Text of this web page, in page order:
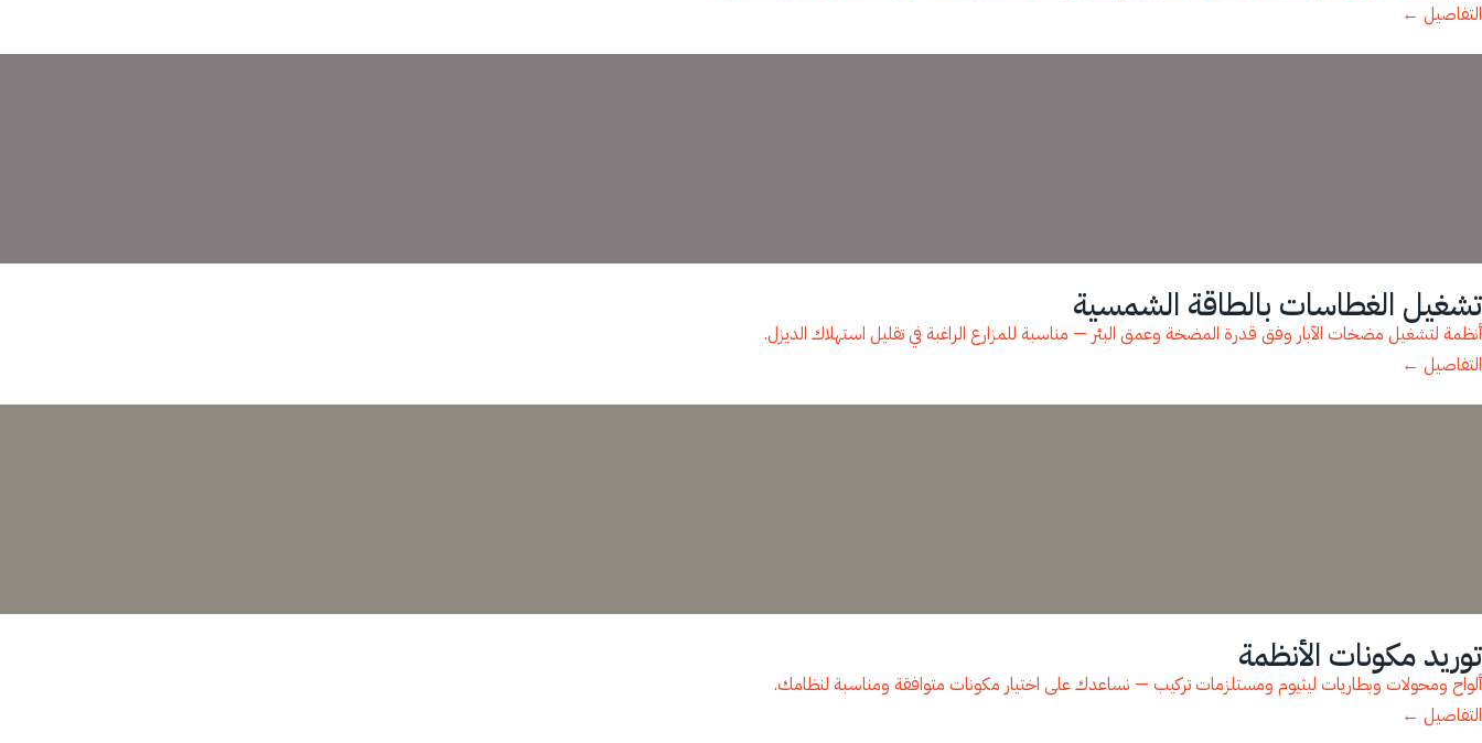
التفاصيل ←
تشغيل الغطاسات بالطاقة الشمسية
أنظمة لتشغيل مضخات الآبار وفق قدرة المضخة وعمق البئر — مناسبة للمزارع الراغبة في تقليل استهلاك الديزل.
التفاصيل ←
توريد مكونات الأنظمة
ألواح ومحولات وبطاريات ليثيوم ومستلزمات تركيب — نساعدك على اختيار مكونات متوافقة ومناسبة لنظامك.
التفاصيل ←